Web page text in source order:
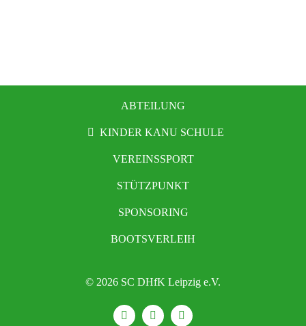
ABTEILUNG
KINDER KANU SCHULE
VEREINSSPORT
STÜTZPUNKT
SPONSORING
BOOTSVERLEIH
© 2026 SC DHfK Leipzig e.V.